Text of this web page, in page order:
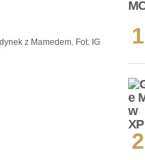
z Mamedem. Fot. IG